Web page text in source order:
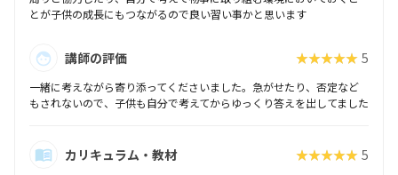
とが子供の成長にもつながるので良い習い事かと思います
講師の評価 ★★★★★ 5
一緒に考えながら寄り添ってくださいました。急がせたり、否定など
もされないので、子供も自分で考えてからゆっくり答えを出してました
カリキュラム・教材 ★★★★★ 5